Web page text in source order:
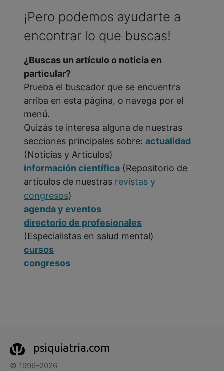
¡Pero podemos ayudarte a
encontrar lo que buscas!
¿Buscas un artículo o noticia en
particular?
Prueba el buscador que se encuentra
arriba en esta página, o navega por el
menú.
Quizás te interesa alguna de nuestras
secciones principales sobre: actualidad
(Noticias y Artículos)
información científica (Repositorio de
artículos de nuestras revistas y
congresos)
agenda y eventos
directorio de profesionales
(Especialistas en salud mental)
cursos
congresos
psiquiatria.com
© 1996–2026